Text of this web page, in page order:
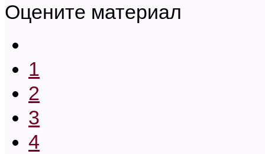
Оцените материал
1
2
3
4